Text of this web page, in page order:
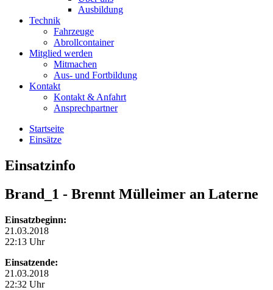
Ausbildung
Technik
Fahrzeuge
Abrollcontainer
Mitglied werden
Mitmachen
Aus- und Fortbildung
Kontakt
Kontakt & Anfahrt
Ansprechpartner
Startseite
Einsätze
Einsatzinfo
Brand_1 - Brennt Mülleimer an Laterne
Einsatzbeginn:
21.03.2018
22:13 Uhr
Einsatzende:
21.03.2018
22:32 Uhr